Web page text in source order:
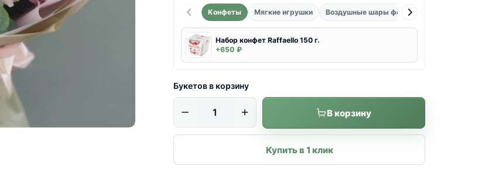
Конфеты Мягкие игрушки Воздушные шары фольгированные
Набор конфет Raffaello 150 г.
+650 ₽
Букетов в корзину
В корзину
Купить в 1 клик